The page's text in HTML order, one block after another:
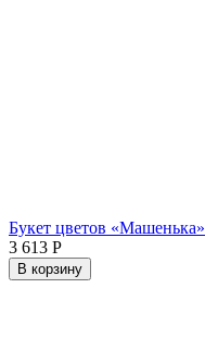
Букет цветов «Машенька»
3 613 Р
В корзину